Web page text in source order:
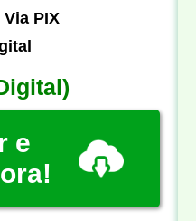
PIX
e